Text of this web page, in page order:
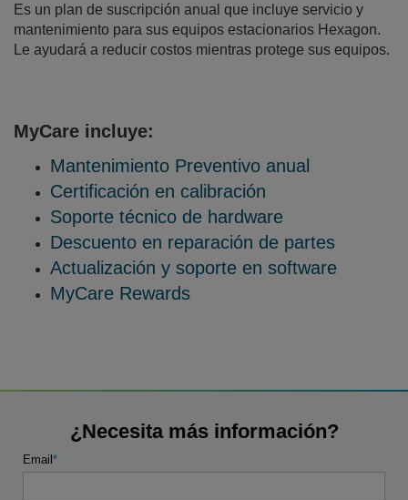
Es un plan de suscripción anual que incluye servicio y
mantenimiento para sus equipos estacionarios Hexagon.
Le ayudará a reducir costos mientras protege sus equipos.
MyCare incluye:
Mantenimiento Preventivo anual
Certificación en calibración
Soporte técnico de hardware
Descuento en reparación de partes
Actualización y soporte en software
MyCare Rewards
¿Necesita más información?
Email